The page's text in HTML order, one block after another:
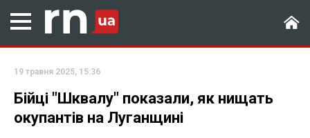
19 травня 2025, 15:36
Бійці "Шквалу" показали, як нищать
окупантів на Луганщині